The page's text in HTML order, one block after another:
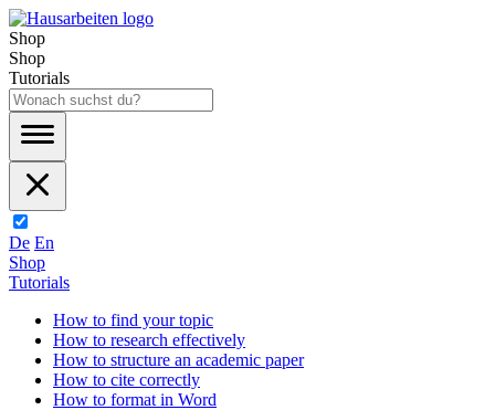
Shop
Shop
Tutorials
De En
Shop
Tutorials
How to find your topic
How to research effectively
How to structure an academic paper
How to cite correctly
How to format in Word